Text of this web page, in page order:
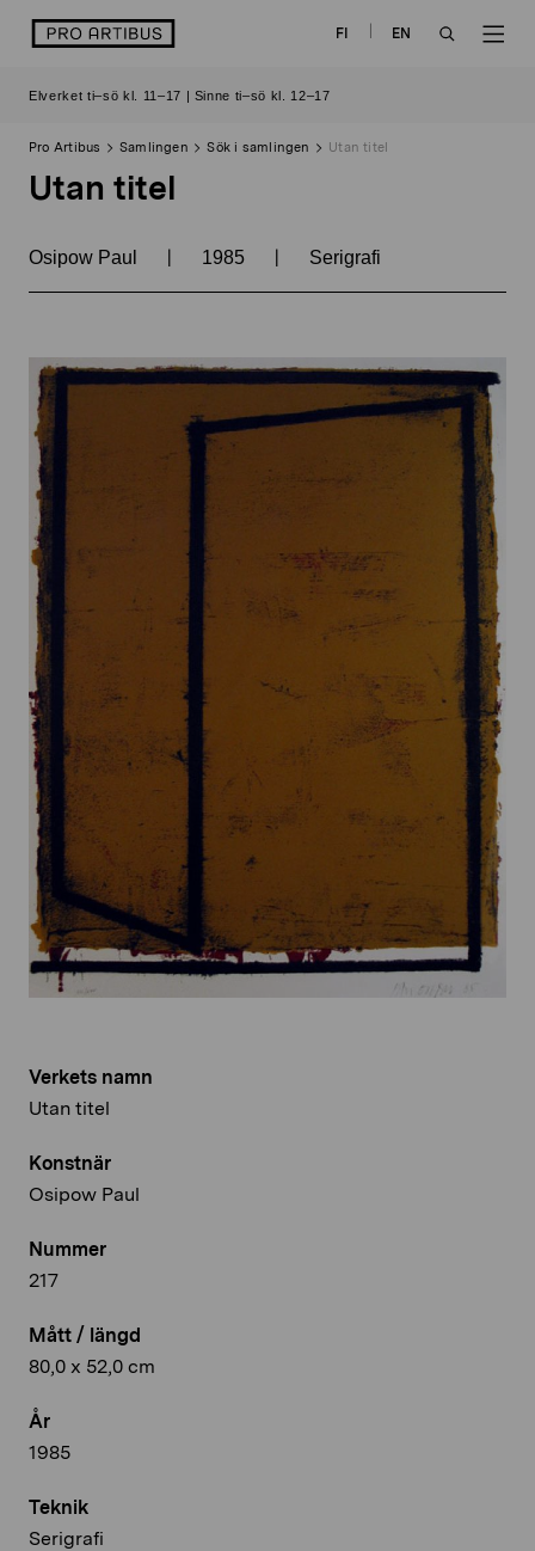
logo FI
EN
Elverket ti–sö kl. 11–17 | Sinne ti–sö kl. 12–17
Pro Artibus Samlingen Sök i samlingen Utan titel
Utan titel
Osipow Paul | 1985 | Serigrafi
Verkets namn
Utan titel
Konstnär
Osipow Paul
Nummer
217
Mått / längd
80,0 x 52,0 cm
År
1985
Teknik
Serigrafi